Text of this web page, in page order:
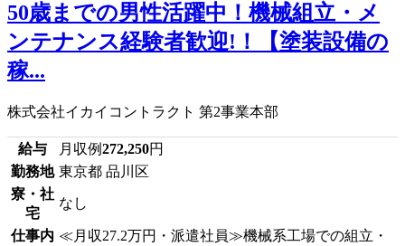
50歳までの男性活躍中！機械組立・メ
ンテナンス経験者歓迎!！【塗装設備の
稼...
株式会社イカイコントラクト 第2事業本部
給与 月収例272,250円
勤務地 東京都 品川区
寮・社
宅
なし
仕事内 ≪月収27.2万円・派遣社員≫機械系工場での組立・